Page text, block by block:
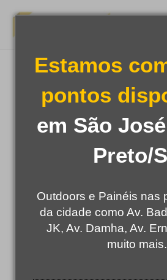
Estamos
pontos
em São
Preto/
Outdoors e Painéis nas
da cidade como Av.
JK, Av. Damha, Av.
muito mais.
Dia dos Namorados:
empresas ampliarem sua
mídia